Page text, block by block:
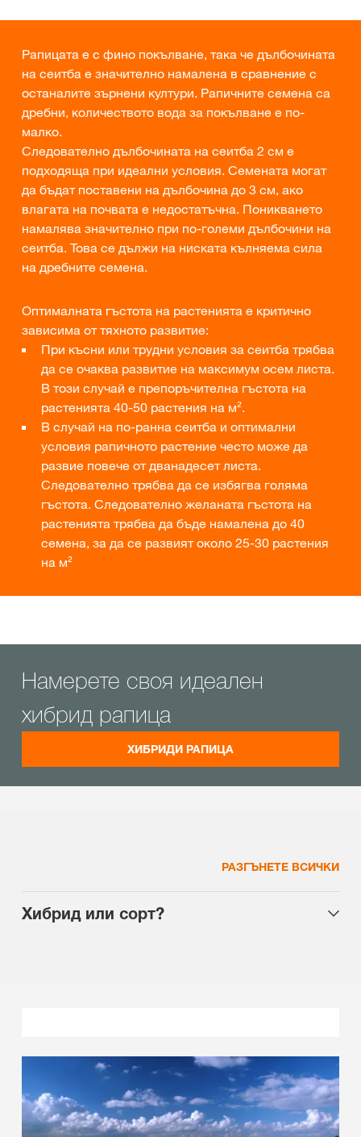
Рапицата е с фино покълване, така че дълбочината
на сеитба е значително намалена в сравнение с
останалите зърнени култури. Рапичните семена са
дребни, количеството вода за покълване е по-
малко.
Следователно дълбочината на сеитба 2 см е
подходяща при идеални условия. Семената могат
да бъдат поставени на дълбочина до 3 см, ако
влагата на почвата е недостатъчна. Поникването
намалява значително при по-големи дълбочини на
сеитба. Това се дължи на ниската кълняема сила
на дребните семена.
Оптималната гъстота на растенията е критично
зависима от тяхното развитие:
При късни или трудни условия за сеитба трябва
да се очаква развитие на максимум осем листа.
В този случай е препоръчителна гъстота на
растенията 40-50 растения на м².
В случай на по-ранна сеитба и оптимални
условия рапичното растение често може да
развие повече от дванадесет листа.
Следователно трябва да се избягва голяма
гъстота. Следователно желаната гъстота на
растенията трябва да бъде намалена до 40
семена, за да се развият около 25-30 растения
на м²
Намерете своя идеален
хибрид рапица
ХИБРИДИ РАПИЦА
РАЗГЪНЕТЕ ВСИЧКИ
Хибрид или сорт?